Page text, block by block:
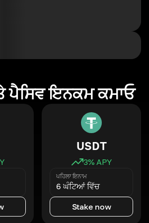
ਪੈਸਿਵ ਇਨਕਮ ਕਮਾਓ
USDT
3% APY
ਪਹਿਲਾ ਇਨਾਮ
6 ਘੰਟਿਆਂ ਵਿੱਚ
Stake now